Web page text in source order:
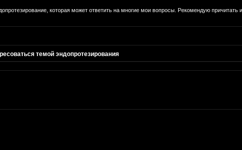
которая может ответить на многие мои вопросы. Рекомендую причитать
темой эндопротезирования